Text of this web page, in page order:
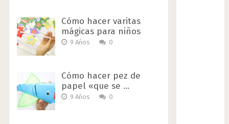
Cómo hacer varitas
mágicas para niños
9 Años 0
Cómo hacer pez de
papel «que se …
9 Años 0